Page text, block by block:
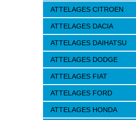
ATTELAGES CITROEN
ATTELAGES DACIA
ATTELAGES DAIHATSU
ATTELAGES DODGE
ATTELAGES FIAT
ATTELAGES FORD
ATTELAGES HONDA